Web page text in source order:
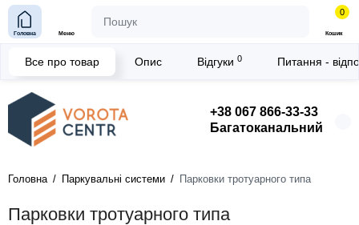
+38 067 866-33-33
Багатоканальний
Головна Меню
0
Кошик
Головна Паркувальні системи Парковки тротуарного типа
Парковки тротуарного типа
Все про товар Опис Відгуки 0 Питання -